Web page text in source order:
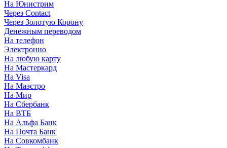
На Юнистрим
Через Contact
Через Золотую Корону
Денежным переводом
На телефон
Электронно
На любую карту
На Мастеркард
На Visa
На Маэстро
На Мир
На Сбербанк
На ВТБ
На Альфа Банк
На Почта Банк
На Совкомбанк